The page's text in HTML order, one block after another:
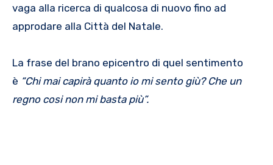
vaga alla ricerca di qualcosa di nuovo fino ad
approdare alla Città del Natale.
La frase del brano epicentro di quel sentimento
è “Chi mai capirà quanto io mi sento giù? Che un
regno cosi non mi basta più”.